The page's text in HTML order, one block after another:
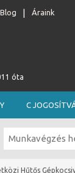
Blog Áraink
óta
C
Hűtős